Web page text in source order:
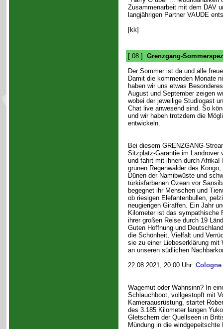
Zusammenarbeit mit dem DAV
langjährigen Partner VAUDE
[kk]
[ 08 ] Grenzgang-
Der Sommer ist da und alle
Damit die kommenden Monate
haben wir uns etwas
August und September zeigen
wobei der jeweilige Studiogast
Chat live anwesend sind. So
und wir haben trotzdem die
entwickeln.
Bei diesem GRENZGANG-
Sitzplatz-Garantie im Landrover
und fahrt mit ihnen durch Afrika!
grünen Regenwälder des
Dünen der Namibwüste und
türkisfarbenen Ozean vor
begegnet ihr Menschen und
ob riesigen Elefantenbullen,
neugierigen Giraffen. Ein Jahr
Kilometer ist das sympathische
ihrer großen Reise durch 19
Guten Hoffnung und
die Schönheit, Vielfalt und
sie zu einer Liebeserklärung mit
an unseren südlichen
22.08.2021, 20:00 Uhr: Cologne
Wagemut oder Wahnsinn? In
Schlauchboot, vollgestopft mit
Kameraausrüstung, startet
des 3.185 Kilometer langen
Gletschern der Quellseen in
Mündung in die windgepeitschte